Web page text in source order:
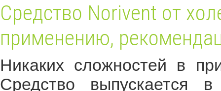
Средство Norivent от
применению,
Никаких сложностей в
Средство выпускается